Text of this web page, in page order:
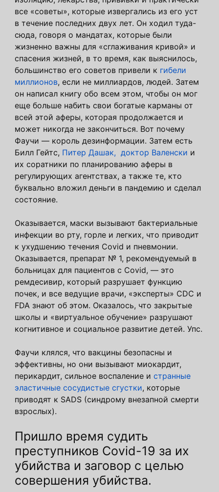
все «советы», которые извергались из его уст
в течение последних двух лет. Он ходил туда-
сюда, говоря о мандатах, которые были
жизненно важны для «сглаживания кривой» и
спасения жизней, в то время, как выяснилось,
большинство его советов привели к гибели
миллионов, если не миллиардов, людей. Затем
он написал книгу обо всем этом, чтобы он мог
еще больше набить свои богатые карманы от
всей этой аферы, которая продолжается и
может никогда не закончиться. Вот почему
Фаучи — король дезинформации. Затем есть
Билл Гейтс, Питер Дашак, доктор Валенски и
их соратники по планированию аферы в
регулирующих агентствах, а также те, кто
буквально вложил деньги в пандемию и сделал
состояние.
Оказывается, маски вызывают бактериальные
инфекции во рту, горле и легких, что приводит
к ухудшению течения Covid и пневмонии.
Оказывается, препарат № 1, рекомендуемый в
больницах для пациентов с Covid, — это
ремдесивир, который разрушает функцию
почек, и все ведущие врачи, «эксперты» CDC и
FDA знают об этом. Оказалось, что закрытые
школы и «виртуальное обучение» разрушают
когнитивное и социальное развитие детей. Упс.
Фаучи клялся, что вакцины безопасны и
эффективны, но они вызывают миокардит,
перикардит, сильное воспаление и странные
эластичные сосудистые сгустки, которые
приводят к SADS (синдрому внезапной смерти
взрослых).
Пришло время судить
преступников Covid-19 за их
убийства и заговор с целью
совершения убийства.